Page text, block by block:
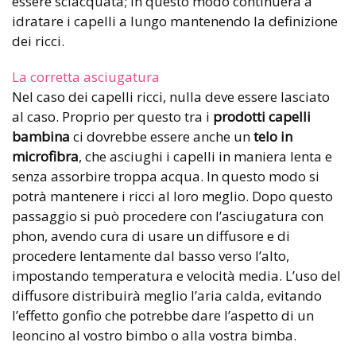
idratare i capelli a lungo mantenendo la definizione
dei ricci.
La corretta asciugatura
Nel caso dei capelli ricci, nulla deve essere lasciato
al caso. Proprio per questo tra i prodotti capelli
bambina ci dovrebbe essere anche untelo in
microfibra, che asciughi i capelli in maniera lenta e
senza assorbire troppa acqua. In questo modo si
potrà mantenere i ricci al loro meglio. Dopo questo
passaggio si può procedere con l’asciugatura con
phon, avendo cura di usare un diffusore e di
procedere lentamente dal basso verso l’alto,
impostando temperatura e velocità media. L’uso del
diffusore distribuirà meglio l’aria calda, evitando
l’effetto gonfio che potrebbe dare l’aspetto di un
leoncino al vostro bimbo o alla vostra bimba.